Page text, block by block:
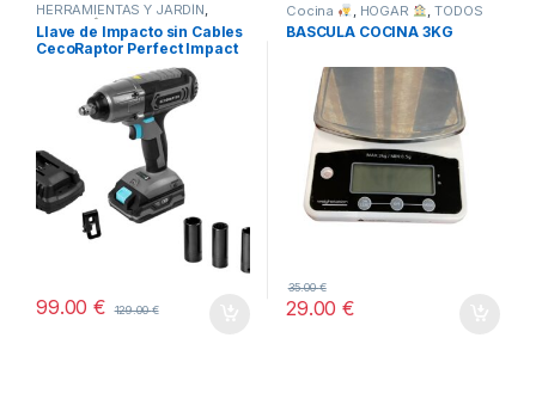
HERRAMIENTAS Y JARDÍN,
HOGAR
,
STORE CECOTEC -
DISTRIBUIDOR OFICIAL
,
TODOS
Llave de Impacto sin Cables
CecoRaptor Perfect Impact
2020 Ultra CECOTEC
99.00€ 129.00€
Cocina , HOGAR ,TODOS
BASCULA COCINA 3KG
29.00€
35.00€